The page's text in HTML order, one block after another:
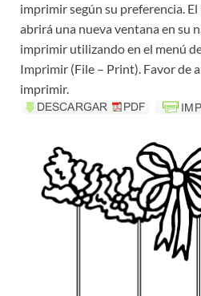
imprimir según su preferencia.
abrirá una nueva ventana en su
imprimir utilizando en el menú
Imprimir (File – Print). Favor de
imprimir.